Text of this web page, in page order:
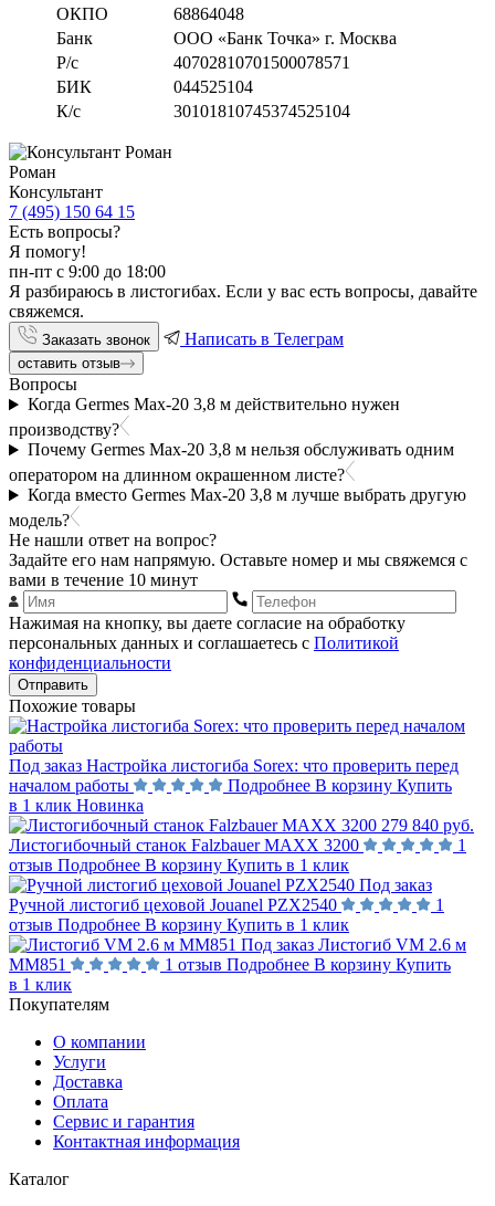
ОКПО
68864048
Банк
ООО «Банк Точка» г. Москва
Р/с
40702810701500078571
БИК
044525104
К/с
30101810745374525104
Роман
Консультант
7 (495) 150 64 15
Есть вопросы?
Я помогу!
пн-пт с 9:00 до 18:00
Я разбираюсь в листогибах. Если у вас есть вопросы, давайте
свяжемся.
Заказать звонок Написать в Телеграм
оставить отзыв
Вопросы
Когда Germes Max-20 3,8 м действительно нужен
производству?
Почему Germes Max-20 3,8 м нельзя обслуживать одним
оператором на длинном окрашенном листе?
Когда вместо Germes Max-20 3,8 м лучше выбрать другую
модель?
Не нашли ответ на вопрос?
Задайте его нам напрямую. Оставьте номер и мы свяжемся с
вами в течение 10 минут
Нажимая на кнопку, вы даете согласие на обработку
персональных данных и соглашаетесь с Политикой
конфиденциальности
Отправить
Похожие товары
Под заказ Настройка листогиба Sorex: что проверить перед
началом работы
Подробнее В корзину Купить
в 1 клик Новинка
279 840 руб.
Листогибочный станок Falzbauer MAXX 3200
1
отзыв Подробнее В корзину Купить в 1 клик
Под заказ
Ручной листогиб цеховой Jouanel PZX2540
1
отзыв Подробнее В корзину Купить в 1 клик
Под заказ Листогиб VM 2.6 м
MM851
1 отзыв Подробнее В корзину Купить
в 1 клик
Покупателям
О компании
Услуги
Доставка
Оплата
Сервис и гарантия
Контактная информация
Каталог